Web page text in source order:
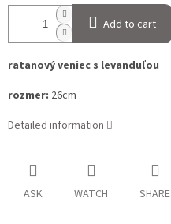
Add to cart
ratanový veniec s levanduľou
rozmer: 26cm
Detailed information
ASK WATCH SHARE